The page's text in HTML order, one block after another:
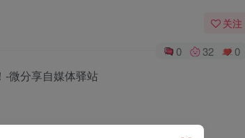
关注
0 32 0